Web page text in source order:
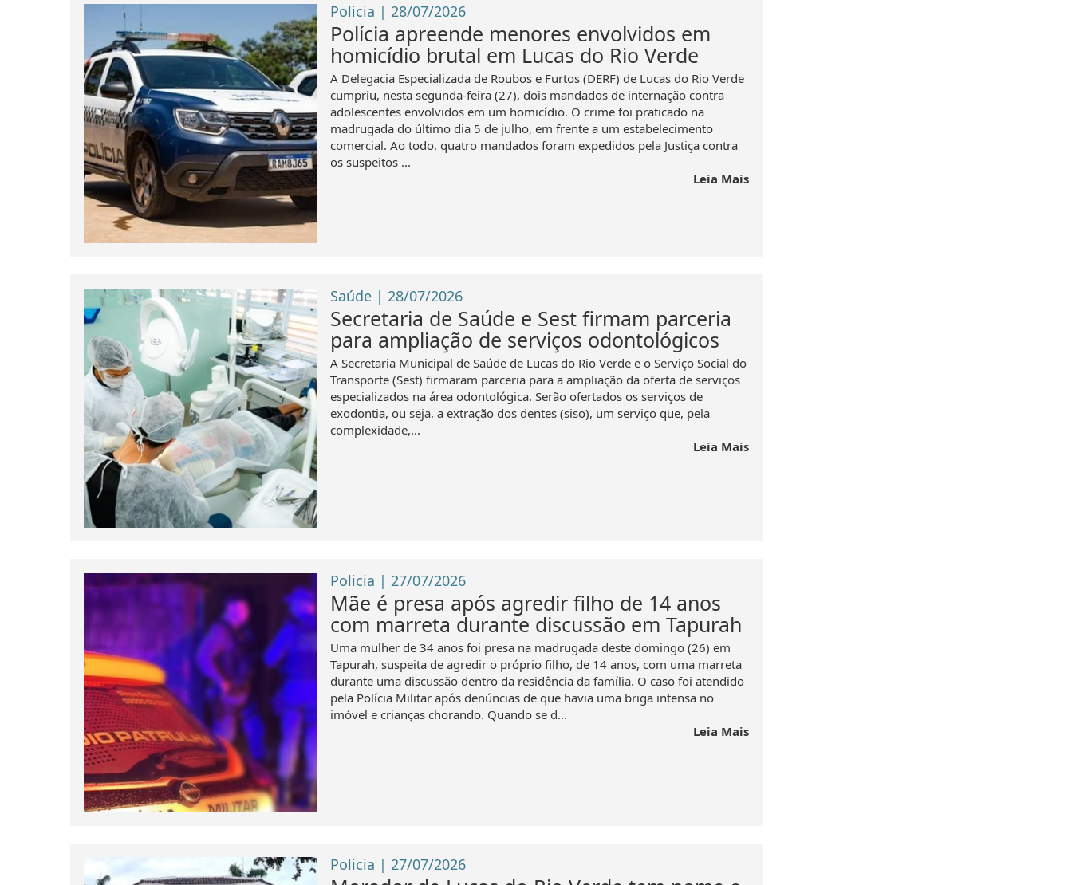
Policia | 28/07/2026
Polícia apreende menores envolvidos em
homicídio brutal em Lucas do Rio Verde
A Delegacia Especializada de Roubos e Furtos (DERF) de Lucas do Rio Verde
cumpriu, nesta segunda-feira (27), dois mandados de internação contra
adolescentes envolvidos em um homicídio. O crime foi praticado na
madrugada do último dia 5 de julho, em frente a um estabelecimento
comercial. Ao todo, quatro mandados foram expedidos pela Justiça contra
os suspeitos ...
Leia Mais
Saúde | 28/07/2026
Secretaria de Saúde e Sest firmam parceria
para ampliação de serviços odontológicos
A Secretaria Municipal de Saúde de Lucas do Rio Verde e o Serviço Social do
Transporte (Sest) firmaram parceria para a ampliação da oferta de serviços
especializados na área odontológica. Serão ofertados os serviços de
exodontia, ou seja, a extração dos dentes (siso), um serviço que, pela
complexidade,...
Leia Mais
Policia | 27/07/2026
Mãe é presa após agredir filho de 14 anos
com marreta durante discussão em Tapurah
Uma mulher de 34 anos foi presa na madrugada deste domingo (26) em
Tapurah, suspeita de agredir o próprio filho, de 14 anos, com uma marreta
durante uma discussão dentro da residência da família. O caso foi atendido
pela Polícia Militar após denúncias de que havia uma briga intensa no
imóvel e crianças chorando. Quando se d...
Leia Mais
Policia | 27/07/2026